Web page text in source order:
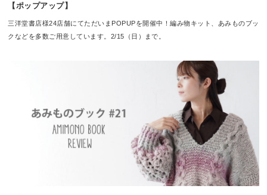
【ポップアップ】
三洋堂書店様24店舗にてただいまPOPUPを開催中！編み物キット、あみものブッ
クなどを多数ご用意しています。2/15（日）まで。